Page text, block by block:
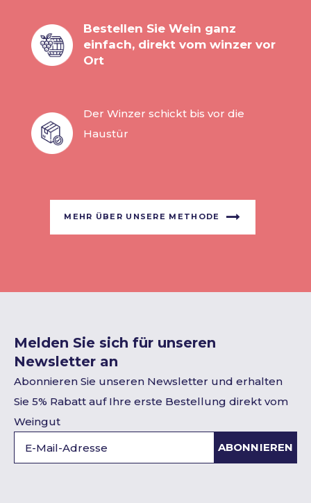
Bestellen Sie Wein ganz
einfach, direkt vom winzer vor
Ort
Der Winzer schickt bis vor die
Haustür
MEHR ÜBER UNSERE METHODE
Melden Sie sich für unseren
Newsletter an
Abonnieren Sie unseren Newsletter und erhalten
Sie 5% Rabatt auf Ihre erste Bestellung direkt vom
Weingut
ABONNIEREN